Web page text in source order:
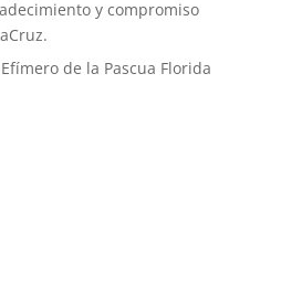
y compromiso
de la Pascua Florida